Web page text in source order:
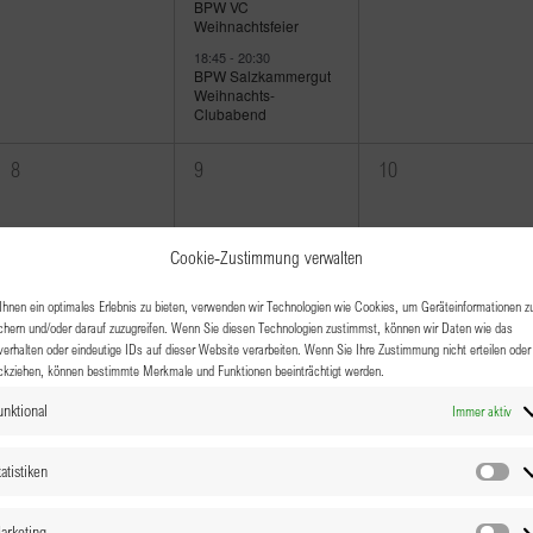
Cookie-Zustimmung verwalten
ein optimales Erlebnis zu bieten, verwenden wir Technologien wie Cookies, um Geräteinformationen
und/oder darauf zuzugreifen. Wenn Sie diesen Technologien zustimmst, können wir Daten wie das
oder eindeutige IDs auf dieser Website verarbeiten. Wenn Sie Ihre Zustimmung nicht erteilen oder
können bestimmte Merkmale und Funktionen beeinträchtigt werden.
Immer aktiv
BPW VC
Weihnachtsfeier
18:45 -20:30
BPW Salzkammergut
Weihnachts-
Clubabend
0
8
0
9
010
1
Veranstaltung,
15
18:30
Kerzenlichtfeier”
0
16
0
Veranstaltungen,
17